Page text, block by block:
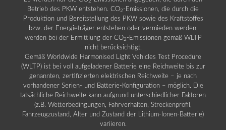
2
Betrieb des PKW entstehen. CO2 -Emissionen, die durch die
Produktion und Bereitstellung des PKW sowie des Kraftstoffes
bzw. der Energieträger entstehen oder vermieden werden,
werden bei der Ermittlung der CO2 -Emissionen gemäß WLTP
nicht berücksichtigt.
Gemäß Worldwide Harmonised Light Vehicles Test Procedure
(WLTP) ist bei voll aufgeladener Batterie eine Reichweite bis zur
genannten, zertifizierten elektrischen Reichweite – je nach
vorhandener Serien- und Batterie-Konfiguration – möglich. Die
tatsächliche Reichweite kann aufgrund unterschiedlicher Faktoren
(z.B. Wetterbedingungen, Fahrverhalten, Streckenprofil,
Fahrzeugzustand, Alter und Zustand der Lithium-Ionen-Batterie)
variieren.